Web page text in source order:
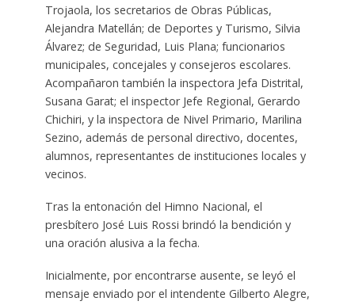
Trojaola, los secretarios de Obras Públicas,
Alejandra Matellán; de Deportes y Turismo, Silvia
Álvarez; de Seguridad, Luis Plana; funcionarios
municipales, concejales y consejeros escolares.
Acompañaron también la inspectora Jefa Distrital,
Susana Garat; el inspector Jefe Regional, Gerardo
Chichiri, y la inspectora de Nivel Primario, Marilina
Sezino, además de personal directivo, docentes,
alumnos, representantes de instituciones locales y
vecinos.
Tras la entonación del Himno Nacional, el
presbítero José Luis Rossi brindó la bendición y
una oración alusiva a la fecha.
Inicialmente, por encontrarse ausente, se leyó el
mensaje enviado por el intendente Gilberto Alegre,